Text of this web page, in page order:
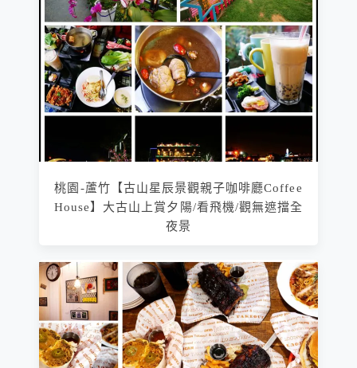
桃園-蘆竹【古山星辰景觀親子咖啡廳Coffee
House】大古山上賞夕陽/看飛機/觀無遮擋全
夜景